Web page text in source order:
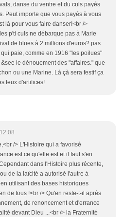
danse du ventre et du culs payés
Peut importe que vous payés à vous
là pour vous faire danser!<br />
p'ti culs ne débarque pas à Marie
de blues à 2 millions d'euros? pas
paie, comme en 1916 "les poilues"
le dénouement des "affaires." que
ou une Marine. Là çà sera festif ça
feux d'artifices!
/> L'Histoire qui a favorisé
est ce qu'elle est et il faut s'en
dans l'Histoire plus récente,
de la laïcité a autorisé l'autre à
utilisant des bases historiques
de tous !<br /> Qu'en reste-t-il après
de renoncement et d'errance
devant Dieu ...<br /> la Fraternité